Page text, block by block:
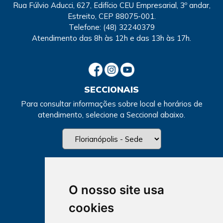
O nosso site usa
cookies
Nome: Nome não revelado
Segmento: Agricultura
Região de atuação: Todo o estado
Rua Fúlvio Aducci, 627, Edifício CEU Empresarial, 3º andar,
Estreito, CEP 88075-001.
Telefone: (48) 32240379
Atendimento das 8h às 12h e das 13h às 17h.
SECCIONAIS
Para consultar informações sobre local e horários de
atendimento, selecione a Seccional abaixo.